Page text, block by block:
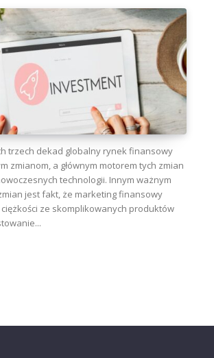
trzech dekad globalny rynek finansowy
zmianom, a głównym motorem tych zmian
technologii. Innym ważnym
jest fakt, że marketing finansowy
ze skomplikowanych produktów